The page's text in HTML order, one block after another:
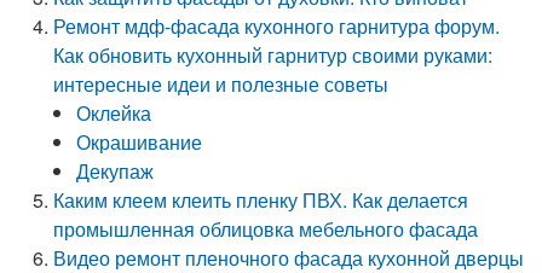
Ремонт мдф-фасада кухонного гарнитура форум.
Как обновить кухонный гарнитур своими руками:
интересные идеи и полезные советы
Оклейка
Окрашивание
Декупаж
Каким клеем клеить пленку ПВХ. Как делается
промышленная облицовка мебельного фасада
Видео ремонт пленочного фасада кухонной дверцы